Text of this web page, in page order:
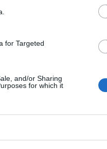
for Targeted
and/or Sharing
for which it
του